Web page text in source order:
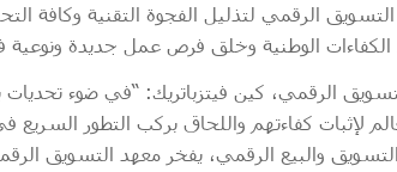
الرقمي لتذليل الفجوة التقنية وكافة
الوطنية وخلق فرص عمل جديدة ونوعية
الرقمي، كين فيتزباتريك: “في ضوء تحديات
لإثبات كفاءتهم واللحاق بركب التطور السريع
التسويق والبيع الرقمي، يفخر معهد التسويق